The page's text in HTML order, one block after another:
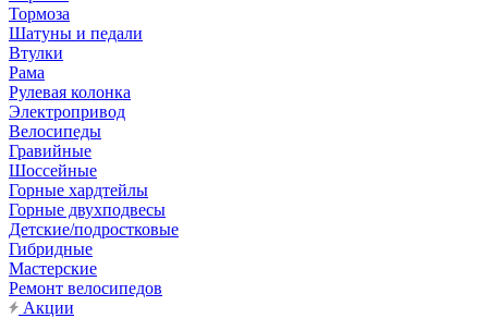
Тормоза
Шатуны и педали
Втулки
Рама
Рулевая колонка
Электропривод
Велосипеды
Гравийные
Шоссейные
Горные хардтейлы
Горные двухподвесы
Детские/подростковые
Гибридные
Мастерские
Ремонт велосипедов
Акции